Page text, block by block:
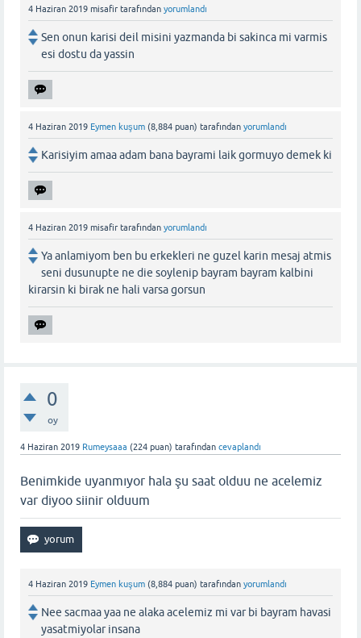
4 Haziran 2019 misafir tarafından yorumlandı
Sen onun karisi deil misini yazmanda bi sakinca mi varmis
esi dostu da yassin
4 Haziran 2019 Eymen kuşum (8,884 puan) tarafından yorumlandı
Karisiyim amaa adam bana bayrami laik gormuyo demek ki
4 Haziran 2019 misafir tarafından yorumlandı
Ya anlamiyom ben bu erkekleri ne guzel karin mesaj atmis
seni dusunupte ne die soylenip bayram bayram kalbini
kirarsin ki birak ne hali varsa gorsun
0
oy
4 Haziran 2019 Rumeysaaa (224 puan) tarafından cevaplandı
Benimkide uyanmıyor hala şu saat olduu ne acelemiz
var diyoo siinir olduum
4 Haziran 2019 Eymen kuşum (8,884 puan) tarafından yorumlandı
Nee sacmaa yaa ne alaka acelemiz mi var bi bayram havasi
yasatmiyolar insana